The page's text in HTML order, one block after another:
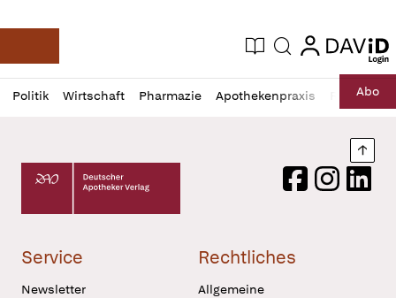
Deutsche Apotheker Zeitung
Aktuelle Ausgabe
Suche login
login
Politik Wirtschaft Pharmazie Apothekenpraxis RechtAbo
Profil
öffnen
Daz
Pur
Deutscher Apotheker Verlag Logo
FacebookInstagram
Service
Newsletter
Rechtliches
Allgemeine